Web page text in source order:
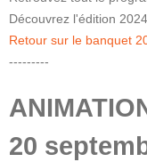
Découvrez l'édition
Retour sur le banquet
---------
20